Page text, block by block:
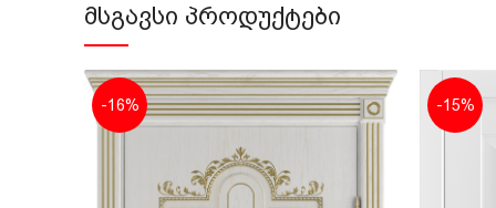
ᲛᲡᲒᲐᲕᲡᲘ ᲞᲠᲝᲓᲣᲥᲢᲔᲑᲘ
-16% -15%